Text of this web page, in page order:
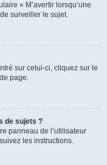
« M’avertir lorsqu’une
surveiller le sujet.
sur celui-ci, cliquez sur le
page.
de sujets ?
panneau de l’utilisateur
les instructions.